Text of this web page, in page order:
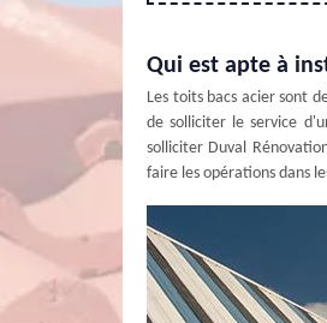
Qui est apte à
Les toits bacs acier sont
de solliciter le service
solliciter Duval
faire les opérations dans